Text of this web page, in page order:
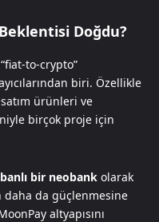
Doğdu?
to-crypto”
biri. Özellikle
ürünleri ve
birçok proje için
bir neobank olarak
daha da güçlenmesine
altyapısını